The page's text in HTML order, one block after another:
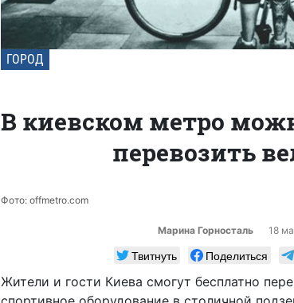
ГОРОД
В киевском метро
перевозить
Фото: offmetro.com
Марина Горносталь 18
Твитнуть Поделиться
Жители и гости Киева смогут бесплатно